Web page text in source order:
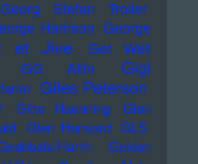
Georg Stefan Troller
Harrison George
et Jive
Get Well
GG Allin
Gigi
Giles Peterson
Gitte Haenning
Glen
Glen Hansard GLS
Harth
Golden